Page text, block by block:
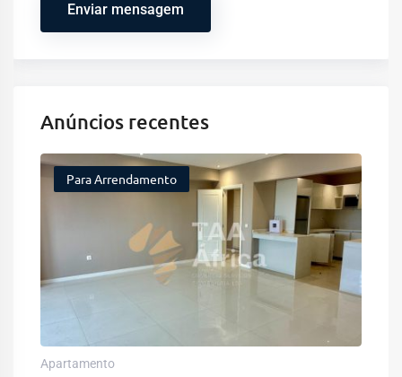
Enviar mensagem
Anúncios recentes
Para Arrendamento
Apartamento